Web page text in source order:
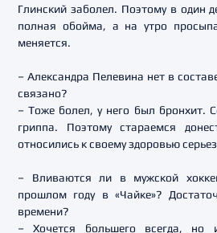
Глинский заболел. Поэтому в один
полная обойма, а на утро
меняется.
– Александра Пелевина нет в
связано?
– Тоже болел, у него был бронхит.
гриппа. Поэтому стараемся
относились к своему здоровью
– Вливаются ли в мужской
прошлом году в «Чайке»?
времени?
– Хочется большего всегда, но